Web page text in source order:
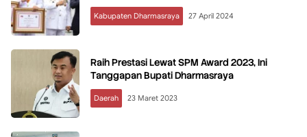
Kabupaten Dharmasraya 27 April 2024
Raih Prestasi Lewat SPM Award 2023, Ini
Tanggapan Bupati Dharmasraya
Daerah 23 Maret 2023